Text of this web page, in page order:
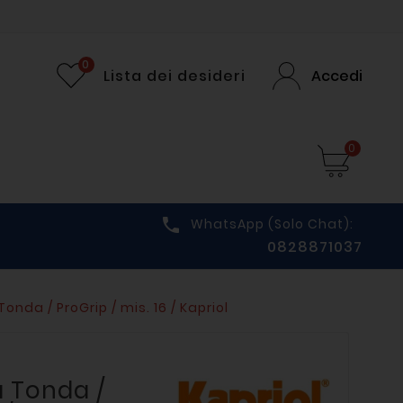
Lista dei desideri
0
Accedi
0
 WhatsApp (solo Chat):
0828871037
/ ProGrip / mis. 16 / Kapriol
Tonda /